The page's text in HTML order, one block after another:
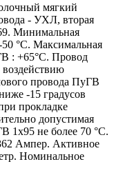
мягкий
- УХЛ, вторая
Минимальная
°С. Максимальная
: +65°С. Провод
провода ПуГВ
-15 градусов
прокладке
допустимая
1х95 не более 70 °С.
Ампер. Активное
Номинальное